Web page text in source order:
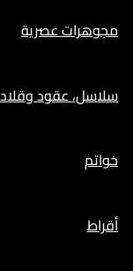
مجوهرات عصرية
سلاسل، عقود
خواتم
أقراط